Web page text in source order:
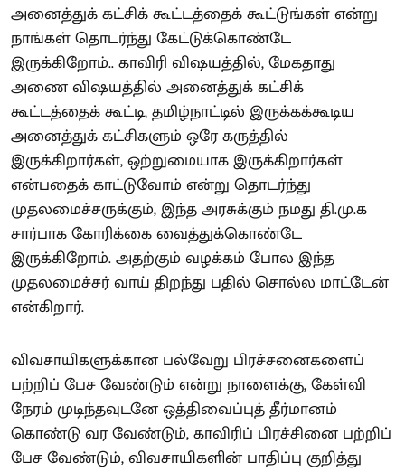
அனைத்துக் கட்சிக் கூட்டத்தைக் கூட்டுங்கள் என்று
நாங்கள் தொடர்ந்து கேட்டுக்கொண்டே
இருக்கிறோம்.. காவிரி விஷயத்தில், மேகதாது
அணை விஷயத்தில் அனைத்துக் கட்சிக்
கூட்டத்தைக் கூட்டி, தமிழ்நாட்டில் இருக்கக்கூடிய
அனைத்துக் கட்சிகளும் ஒரே கருத்தில்
இருக்கிறார்கள், ஒற்றுமையாக இருக்கிறார்கள்
என்பதைக் காட்டுவோம் என்று தொடர்ந்து
முதலமைச்சருக்கும், இந்த அரசுக்கும் நமது தி.மு.க
சார்பாக கோரிக்கை வைத்துக்கொண்டே
இருக்கிறோம். அதற்கும் வழக்கம் போல இந்த
முதலமைச்சர் வாய் திறந்து பதில் சொல்ல மாட்டேன்
என்கிறார்.
விவசாயிகளுக்கான பல்வேறு பிரச்சனைகளைப்
பற்றிப் பேச வேண்டும் என்று நாளைக்கு, கேள்வி
நேரம் முடிந்தவுடனே ஒத்திவைப்புத் தீர்மானம்
கொண்டு வர வேண்டும், காவிரிப் பிரச்சினை பற்றிப்
பேச வேண்டும், விவசாயிகளின் பாதிப்பு குறித்து